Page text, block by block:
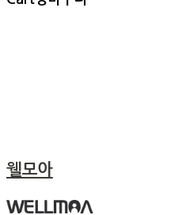
웰모아